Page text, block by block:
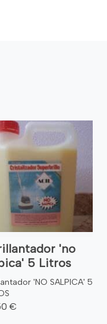
'no
5 Litros
'NO SALPICA' 5
€